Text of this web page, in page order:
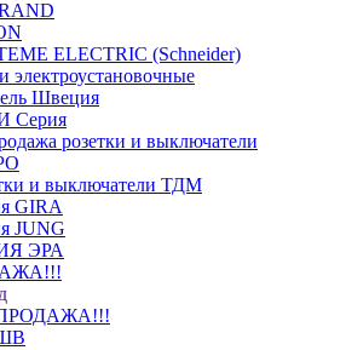
ELECTRIC (Schneider)
электроустановочные
Швеция
Серия
розетки и выключатели
и выключатели ТДМ
GIRA
JUNG
ЭРА